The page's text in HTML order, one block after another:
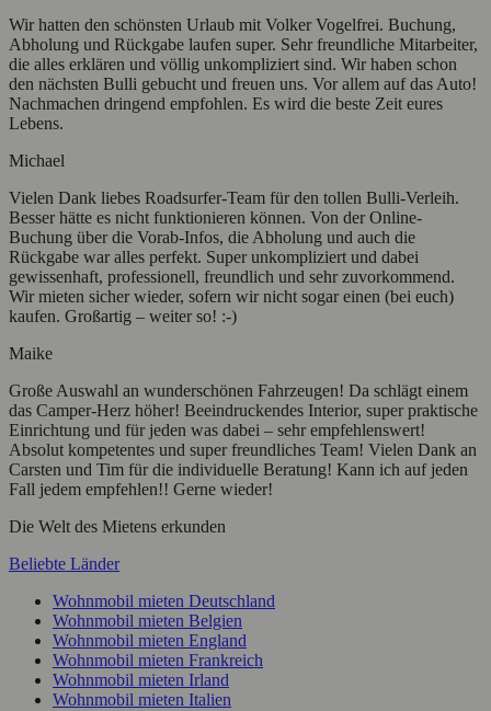
Wir hatten den schönsten Urlaub mit Volker Vogelfrei. Buchung,
Abholung und Rückgabe laufen super. Sehr freundliche Mitarbeiter,
die alles erklären und völlig unkompliziert sind. Wir haben schon
den nächsten Bulli gebucht und freuen uns. Vor allem auf das Auto!
Nachmachen dringend empfohlen. Es wird die beste Zeit eures
Lebens.
Michael
Vielen Dank liebes Roadsurfer-Team für den tollen Bulli-Verleih.
Besser hätte es nicht funktionieren können. Von der Online-
Buchung über die Vorab-Infos, die Abholung und auch die
Rückgabe war alles perfekt. Super unkompliziert und dabei
gewissenhaft, professionell, freundlich und sehr zuvorkommend.
Wir mieten sicher wieder, sofern wir nicht sogar einen (bei euch)
kaufen. Großartig – weiter so! :-)
Maike
Große Auswahl an wunderschönen Fahrzeugen! Da schlägt einem
das Camper-Herz höher! Beeindruckendes Interior, super praktische
Einrichtung und für jeden was dabei – sehr empfehlenswert!
Absolut kompetentes und super freundliches Team! Vielen Dank an
Carsten und Tim für die individuelle Beratung! Kann ich auf jeden
Fall jedem empfehlen!! Gerne wieder!
Die Welt des Mietens erkunden
Beliebte Länder
Wohnmobil mieten Deutschland
Wohnmobil mieten Belgien
Wohnmobil mieten England
Wohnmobil mieten Frankreich
Wohnmobil mieten Irland
Wohnmobil mieten Italien